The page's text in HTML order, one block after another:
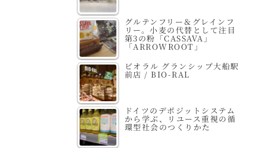
グルテンフリー＆グレインフ
リー。小麦の代替として注目
第3の粉「CASSAVA」
「ARROWROOT」
ビオラル グランシップ大船駅
前店 / BIO-RAL
ドイツのデポジットシステム
から学ぶ、リユース重視の循
環型社会のつくりかた